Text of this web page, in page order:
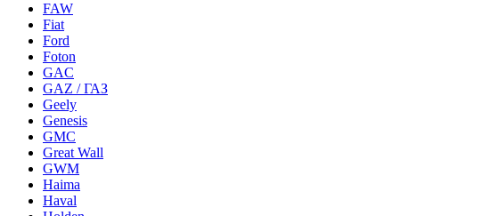
FAW
Fiat
Ford
Foton
GAC
GAZ / ГАЗ
Geely
Genesis
GMC
Great Wall
GWM
Haima
Haval